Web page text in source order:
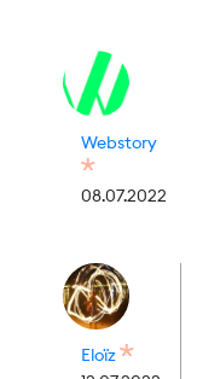
Webstory
08.07.2022
Eloïz